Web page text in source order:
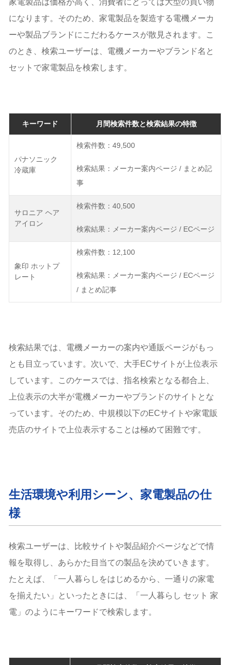
家電製品は価格が高く、消費者にとっては大型の買い物
になります。そのため、家電製品を製造する電機メーカ
ーや製品ブランドにこだわるケースが散見されます。こ
のとき、検索ユーザーは、電機メーカーやブランド名と
セットで家電製品を検索します。
キーワード 月間検索件数と検索結果の特徴
パナソニック
冷蔵庫
検索件数：49,500
検索結果：メーカー案内ページ / まとめ記
事
サロニア ヘア
アイロン
検索件数：40,500
検索結果：メーカー案内ページ / ECページ
象印 ホットプ
レート
検索件数：12,100
検索結果：メーカー案内ページ / ECページ
/ まとめ記事
検索結果では、電機メーカーの案内や通販ページがもっ
とも目立っています。次いで、大手ECサイトが上位表示
しています。このケースでは、指名検索となる都合上、
上位表示の大半が電機メーカーやブランドのサイトとな
っています。そのため、中規模以下のECサイトや家電販
売店のサイトで上位表示することは極めて困難です。
生活環境や利用シーン、家電製品の仕
様
検索ユーザーは、比較サイトや製品紹介ページなどで情
報を取得し、あらかた目当ての製品を決めていきます。
たとえば、「一人暮らしをはじめるから、一通りの家電
を揃えたい」といったときには、「一人暮らし セット 家
電」のようにキーワードで検索します。